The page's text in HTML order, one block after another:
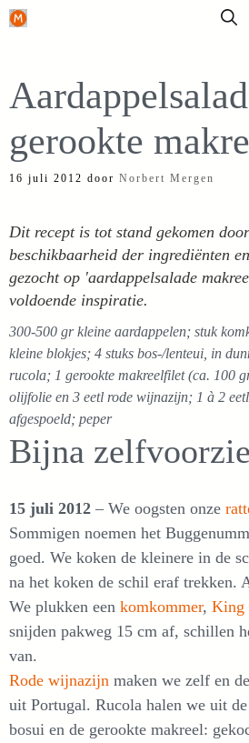
Ga
inhoud
gerookte
16 juli 2012 door Norbert Mergen
Dit recept is tot stand gekomen
beschikbaarheid der ingrediënten
gezocht op 'aardappelsalade
voldoende inspiratie.
300-500 gr kleine aardappelen; stuk
kleine blokjes; 4 stuks bos-/lenteui, in
rucola; 1 gerookte makreelfilet (ca. 100
olijfolie en 3 eetl rode wijnazijn; 1 à 2
afgespoeld; peper
Bijna
15 juli 2012 – We oogsten onze
Sommigen noemen het
goed. We koken de kleinere in de
na het koken de schil eraf trekken.
We plukken een komkommer, King
snijden pakweg 15 cm af, schillen
van.
Rode wijnazijn maken we zelf en de
uit Portugal. Rucola halen we uit
bosui en de gerookte makreel: